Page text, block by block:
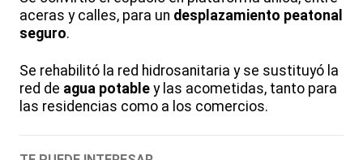
aceras y calles, para un desplazamiento peatonal
seguro.
Se rehabilitó la red hidrosanitaria y se sustituyó la
red de agua potable y las acometidas, tanto para
las residencias como a los comercios.